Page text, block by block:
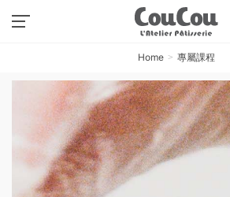
Home 專屬課程